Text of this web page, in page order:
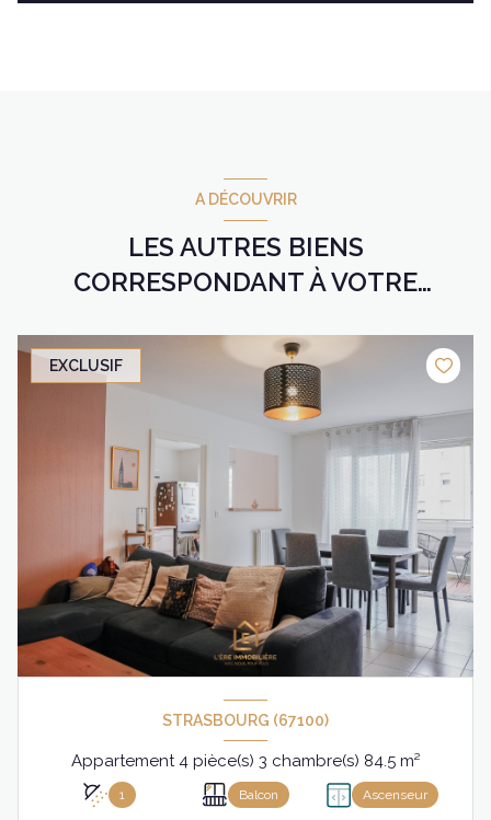
A DÉCOUVRIR
LES AUTRES BIENS
CORRESPONDANT À VOTRE
EXCLUSIF
STRASBOURG (67100)
Appartement 4 pièce(s) 3 chambre(s) 84.5 m²
1 Balcon Ascenseur